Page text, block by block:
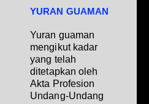
YURAN GUAMAN
Yuran guaman
mengikut kadar
yang telah
ditetapkan oleh
Akta Profesion
Undang-Undang